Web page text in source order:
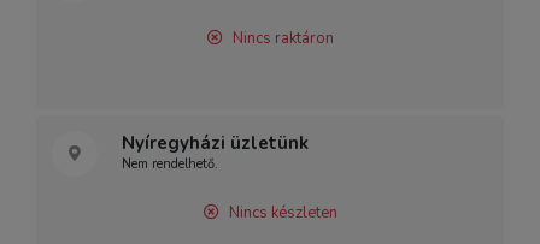
Nincs raktáron
Nyíregyházi üzletünk
Nem rendelhető.
Nincs készleten